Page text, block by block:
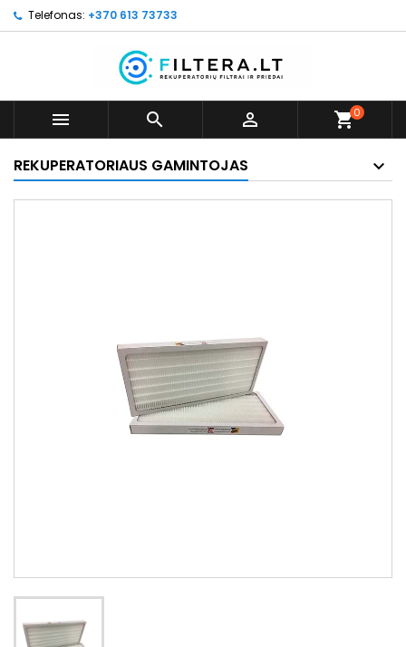
Telefonas: +370 613 73733
   shopping_cart0
REKUPERATORIAUS GAMINTOJAS